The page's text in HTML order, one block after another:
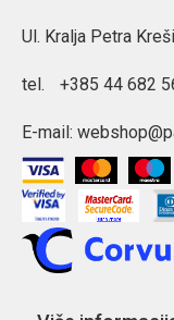
Ul. Kralja Petra
tel. +385 44 682
E-mail: